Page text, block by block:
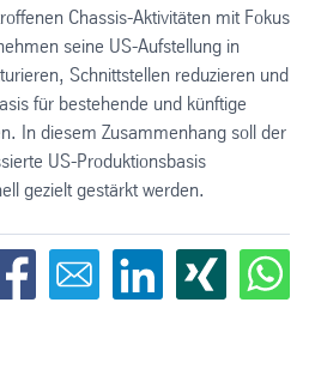
Chassis-Aktivitäten mit Fokus
seine US-Aufstellung in
Schnittstellen reduzieren und
für bestehende und künftige
In diesem Zusammenhang soll der
US-Produktionsbasis
gezielt gestärkt werden.